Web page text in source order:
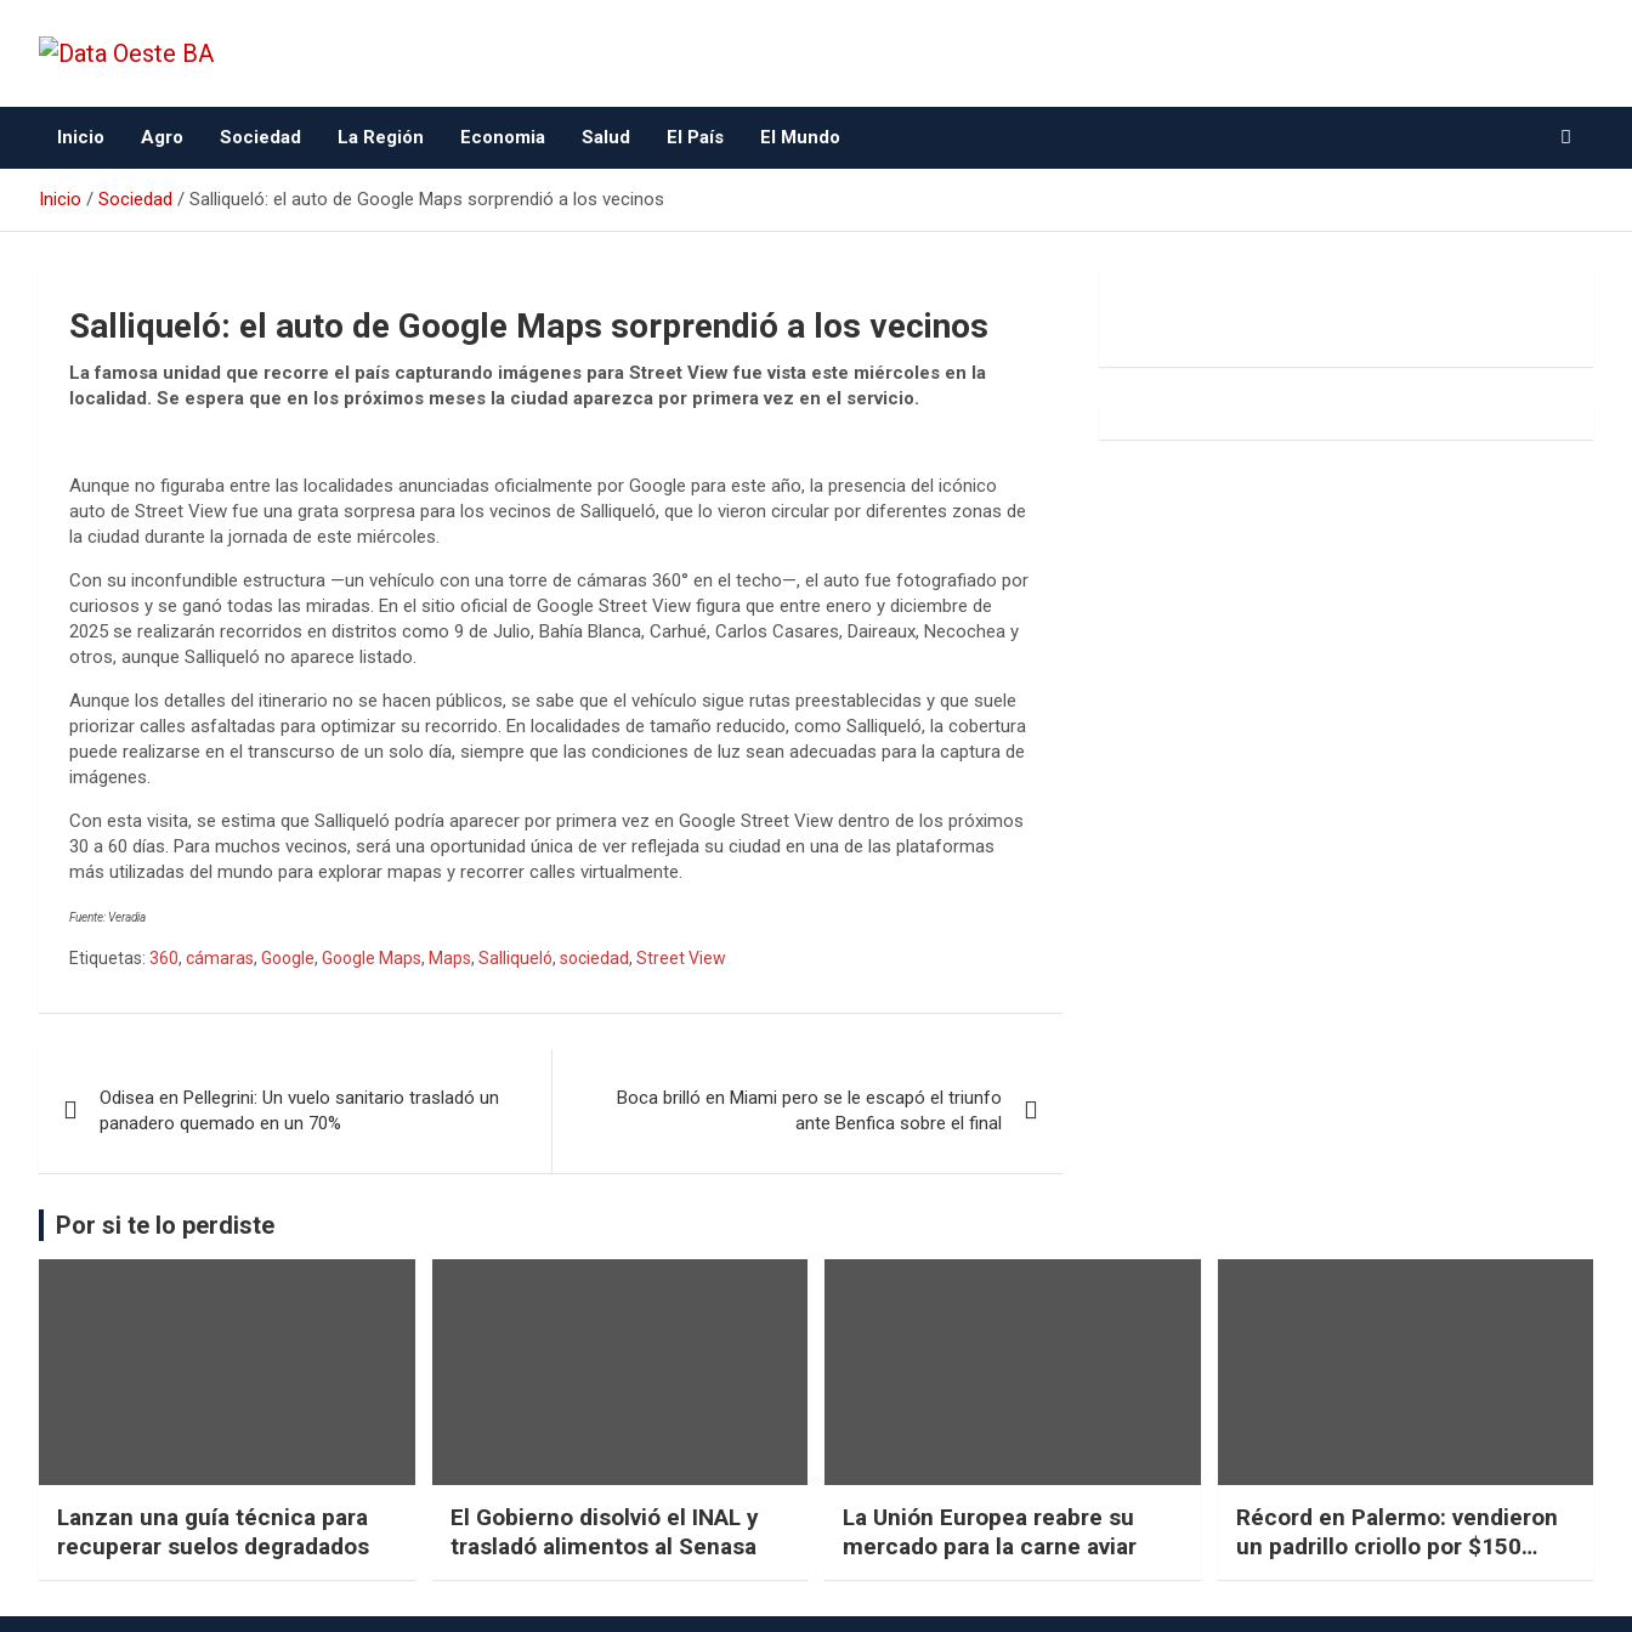
Data Oeste BA
Inicio Agro Sociedad La Región Economia Salud El País El Mundo
Inicio Sociedad Salliqueló: el auto de Google Maps sorprendió a los vecinos
Salliqueló: el auto de Google Maps sorprendió a los vecinos
La famosa unidad que recorre el país capturando imágenes para Street View fue vista este miércoles en la
localidad. Se espera que en los próximos meses la ciudad aparezca por primera vez en el servicio.
Aunque no figuraba entre las localidades anunciadas oficialmente por Google para este año, la presencia del icónico
auto de Street View fue una grata sorpresa para los vecinos de Salliqueló, que lo vieron circular por diferentes zonas de
la ciudad durante la jornada de este miércoles.
Con su inconfundible estructura —un vehículo con una torre de cámaras 360° en el techo—, el auto fue fotografiado por
curiosos y se ganó todas las miradas. En el sitio oficial de Google Street View figura que entre enero y diciembre de
2025 se realizarán recorridos en distritos como 9 de Julio, Bahía Blanca, Carhué, Carlos Casares, Daireaux, Necochea y
otros, aunque Salliqueló no aparece listado.
Aunque los detalles del itinerario no se hacen públicos, se sabe que el vehículo sigue rutas preestablecidas y que suele
priorizar calles asfaltadas para optimizar su recorrido. En localidades de tamaño reducido, como Salliqueló, la cobertura
puede realizarse en el transcurso de un solo día, siempre que las condiciones de luz sean adecuadas para la captura de
imágenes.
Con esta visita, se estima que Salliqueló podría aparecer por primera vez en Google Street View dentro de los próximos
30 a 60 días. Para muchos vecinos, será una oportunidad única de ver reflejada su ciudad en una de las plataformas
más utilizadas del mundo para explorar mapas y recorrer calles virtualmente.
Fuente: Veradia
Etiquetas: 360, cámaras, Google, Google Maps, Maps, Salliqueló, sociedad, Street View
Odisea en Pellegrini: Un vuelo sanitario trasladó un
panadero quemado en un 70%
Boca brilló en Miami pero se le escapó el triunfo
ante Benfica sobre el final
Por si te lo perdiste
Lanzan una guía técnica para
recuperar suelos degradados
El Gobierno disolvió el INAL y
trasladó alimentos al Senasa
La Unión Europea reabre su
mercado para la carne aviar
Récord en Palermo: vendieron
un padrillo criollo por $150
millones